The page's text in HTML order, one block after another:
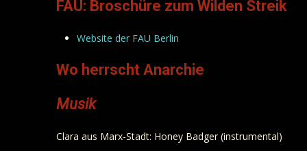
FAU: Broschüre zum Wilden Streik
Website der FAU Berlin
Wo herrscht Anarchie
Musik
Clara aus Marx-Stadt: Honey Badger (instrumental)